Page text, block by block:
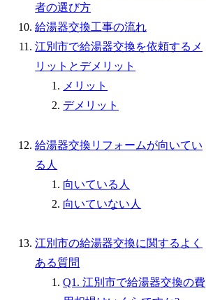
者の選び方
給湯器交換工事の流れ
江別市で給湯器交換を依頼するメ
リットとデメリット
メリット
デメリット
給湯器交換リフォームが向いてい
る人
向いている人
向いていない人
江別市の給湯器交換に関するよく
ある質問
Q1. 江別市で給湯器交換の費